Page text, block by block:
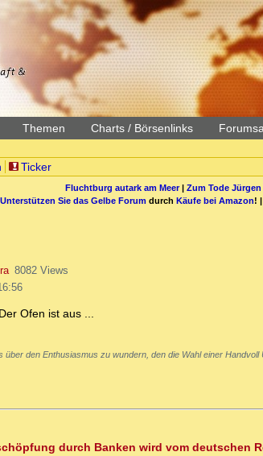
Themen Charts / Börsenlinks
Ticker
Fluchtburg autark am Meer| Zum Tode
Unterstützen Sie das Gelbe Forum durch Käufe bei Amazon! |
8082 Views
Ofen ist aus ...
den Enthusiasmus zu wundern, den die Wahl einer
durch Banken wird vom deutschen